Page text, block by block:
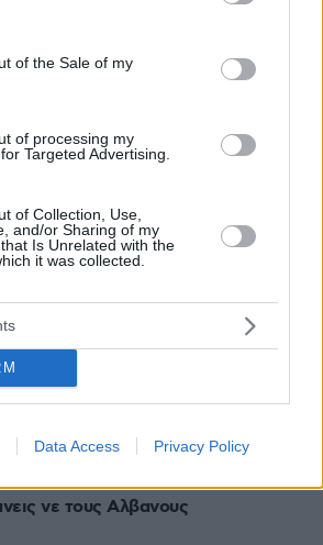
to Google and its third-party tags to
specified purposes in below Google
of the Sale of my
of processing my
Targeted Advertising.
of Collection, Use,
and/or Sharing of my
Is Unrelated with the
it was collected.
Data Access Privacy Policy
Μέχρι να τελειώσω τις δουλειές με
για να δυσκολεψω τον δρόμο προς
δείχνουνε το πόσο αδύναμη χώρα
οι έλληνες σε σκέψη και
πάντα η ψυχολογία θα τους
λοιπά τα οποία ούτε λύσεις
το πρόβλημα ! Οι αποφάσεις
αλβανικά δικαστήρια δεν είναι
κυβέρνησης και ούτε ευθύνονται
στην ελλάδα για ό,τι διαφωνία
νε τους Αλβανους